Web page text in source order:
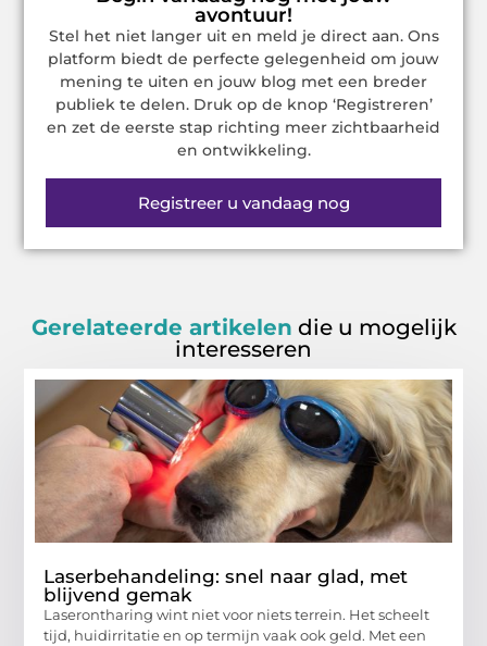
avontuur!
Stel het niet langer uit en meld je direct aan. Ons
platform biedt de perfecte gelegenheid om jouw
mening te uiten en jouw blog met een breder
publiek te delen. Druk op de knop ‘Registreren’
en zet de eerste stap richting meer zichtbaarheid
en ontwikkeling.
Registreer u vandaag nog
Gerelateerde artikelen die u mogelijk
interesseren
Laserbehandeling: snel naar glad, met
blijvend gemak
Laserontharing wint niet voor niets terrein. Het scheelt
tijd, huidirritatie en op termijn vaak ook geld. Met een